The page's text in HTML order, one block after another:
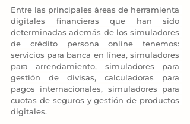
Entre las principales áreas de herramienta
digitales financieras que han sido
determinadas además de los simuladores
de crédito persona online tenemos:
servicios para banca en línea, simuladores
para arrendamiento, simuladores para
gestión de divisas, calculadoras para
pagos internacionales, simuladores para
cuotas de seguros y gestión de productos
digitales.